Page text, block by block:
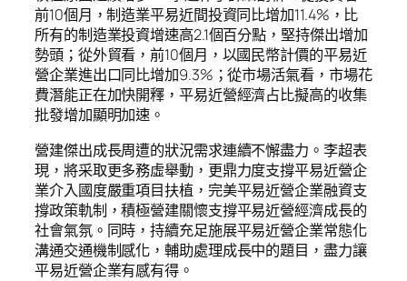
前10個月，制造業平易近間投資同比增加11.4%，比
所有的制造業投資增速高2.1個百分點，堅持傑出增加
勢頭；從外貿看，前10個月，以國民幣計價的平易近
營企業進出口同比增加9.3%；從市場活氣看，市場花
費潛能正在加快開釋，平易近營經濟占比擬高的收集
批發增加顯明加速。
營建傑出成長周遭的狀況需求連續不懈盡力。李超表
現，將采取更多務虛舉動，更鼎力度支撐平易近營企
業介入國度嚴重項目扶植，完美平易近營企業融資支
撐政策軌制，積極營建關懷支撐平易近營經濟成長的
社會氣氛。同時，持續充足施展平易近營企業常態化
溝通交通機制感化，輔助處理成長中的題目，盡力讓
平易近營企業有感有得。